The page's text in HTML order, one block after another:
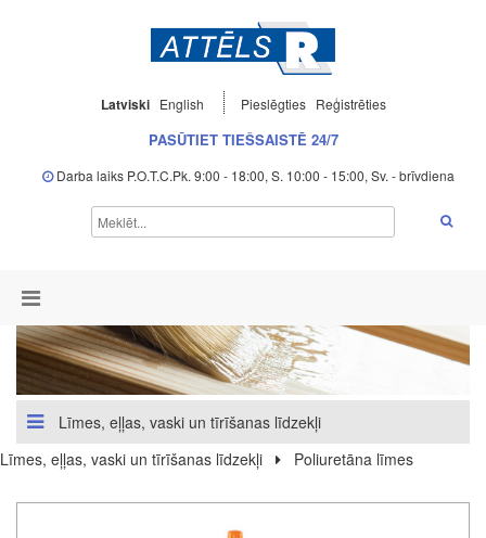
Latviski English Pieslēgties Reģistrēties
PASŪTIET TIEŠSAISTĒ 24/7
Darba laiks P.O.T.C.Pk. 9:00 - 18:00, S. 10:00 - 15:00, Sv. - brīvdiena
Līmes, eļļas, vaski un tīrīšanas līdzekļi
Līmes, eļļas, vaski un tīrīšanas līdzekļi
Poliuretāna līmes